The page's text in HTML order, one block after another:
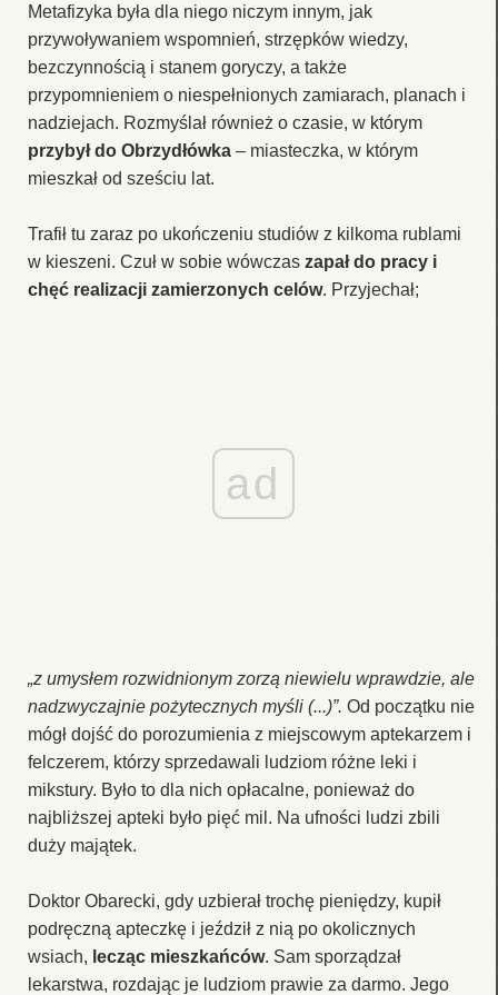
Metafizyka była dla niego niczym innym, jak
przywoływaniem wspomnień, strzępków wiedzy,
bezczynnością i stanem goryczy, a także
przypomnieniem o niespełnionych zamiarach, planach i
nadziejach. Rozmyślał również o czasie, w którym
przybył do Obrzydłówka – miasteczka, w którym
mieszkał od sześciu lat.
Trafił tu zaraz po ukończeniu studiów z kilkoma rublami
w kieszeni. Czuł w sobie wówczas zapał do pracy i
chęć realizacji zamierzonych celów. Przyjechał;
ad
„z umysłem rozwidnionym zorzą niewielu wprawdzie, ale
nadzwyczajnie pożytecznych myśli (...)”. Od początku nie
mógł dojść do porozumienia z miejscowym aptekarzem i
felczerem, którzy sprzedawali ludziom różne leki i
mikstury. Było to dla nich opłacalne, ponieważ do
najbliższej apteki było pięć mil. Na ufności ludzi zbili
duży majątek.
Doktor Obarecki, gdy uzbierał trochę pieniędzy, kupił
podręczną apteczkę i jeździł z nią po okolicznych
wsiach, lecząc mieszkańców. Sam sporządzał
lekarstwa, rozdając je ludziom prawie za darmo. Jego